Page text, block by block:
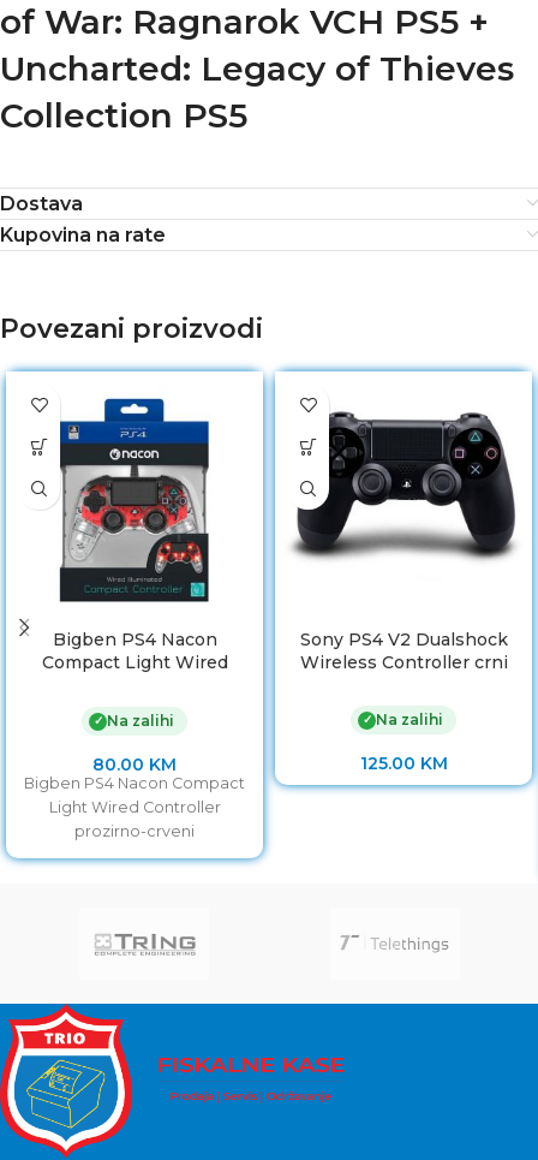
of War: Ragnarok VCH PS5 +
Uncharted: Legacy of Thieves
Collection PS5
Dostava
Kupovina na rate
Povezani proizvodi
Bigben PS4 Nacon
Compact Light Wired
✓ Na zalihi
80.00 KM
Bigben PS4 Nacon Compact
Light Wired Controller
prozirno-crveni
Sony PS4 V2 Dualshock
Wireless Controller crni
✓ Na zalihi
125.00 KM